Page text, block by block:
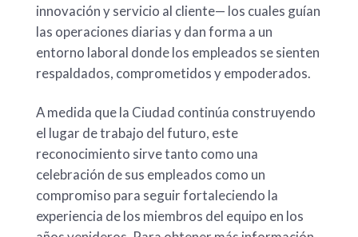
innovación y servicio al cliente— los cuales guían
las operaciones diarias y dan forma a un
entorno laboral donde los empleados se sienten
respaldados, comprometidos y empoderados.
A medida que la Ciudad continúa construyendo
el lugar de trabajo del futuro, este
reconocimiento sirve tanto como una
celebración de sus empleados como un
compromiso para seguir fortaleciendo la
experiencia de los miembros del equipo en los